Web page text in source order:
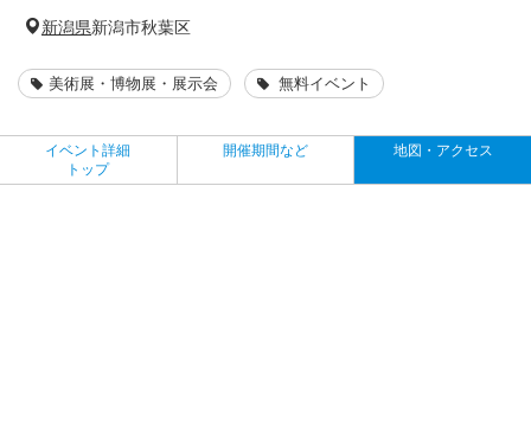
新潟県新潟市秋葉区
美術展・博物展・展示会 無料イベント
イベント詳細
トップ
開催期間など 地図・アクセス